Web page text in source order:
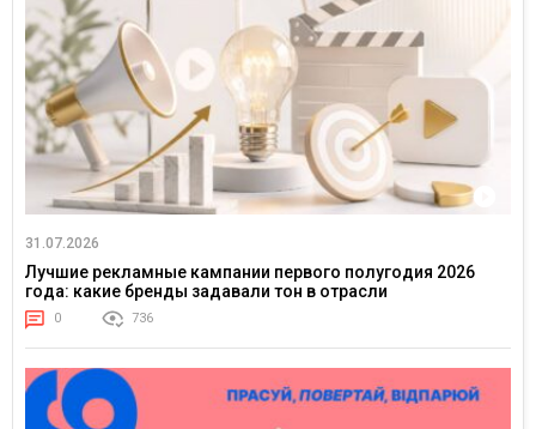
31.07.2026
Лучшие рекламные кампании первого полугодия 2026
года: какие бренды задавали тон в отрасли
0 736